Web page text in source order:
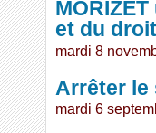
et du
mardi 8
Arrêter le
mardi 6